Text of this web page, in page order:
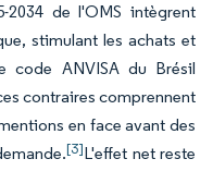
2034 de l'OMS intègrent
stimulant les achats et
code ANVISA du Brésil
contraires comprennent
en face avant des
[3]L'effet net reste